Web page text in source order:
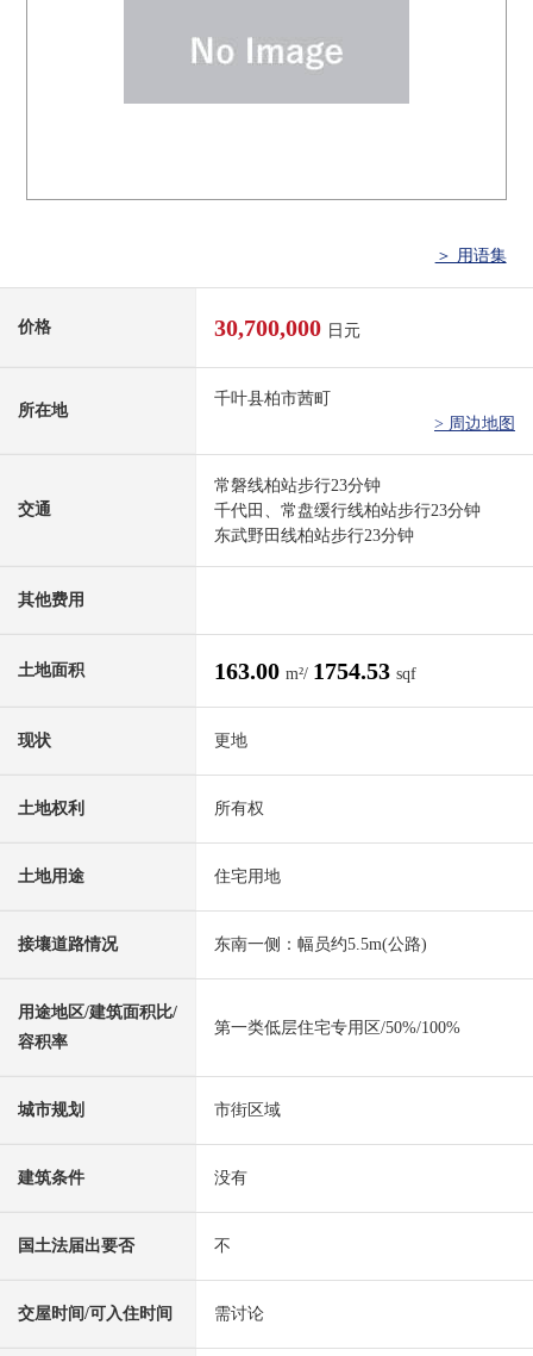
＞ 用语集
价格 30,700,000 日元
所在地
千叶县柏市茜町
> 周边地图
交通
常磐线柏站步行23分钟
千代田、常盘缓行线柏站步行23分钟
东武野田线柏站步行23分钟
其他费用
土地面积 163.00 m²/ 1754.53 sqf
现状 更地
土地权利 所有权
土地用途 住宅用地
接壤道路情况 东南一侧：幅员约5.5m(公路)
用途地区/建筑面积比/
容积率
第一类低层住宅专用区/50%/100%
城市规划 市街区域
建筑条件 没有
国土法届出要否 不
交屋时间/可入住时间 需讨论